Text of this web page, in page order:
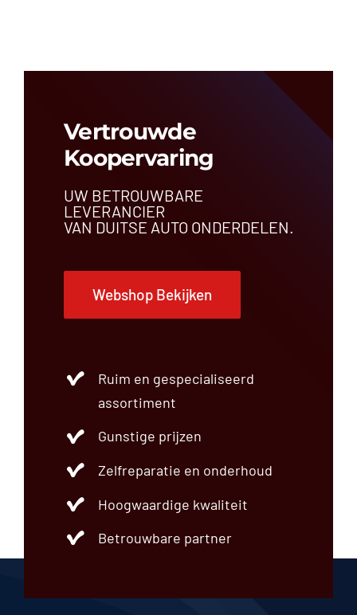
Vertrouwde
Koopervaring
UW BETROUWBARE
LEVERANCIER
VAN DUITSE AUTO ONDERDELEN.
Webshop Bekijken
Ruim en gespecialiseerd
assortiment
Gunstige prijzen
Zelfreparatie en onderhoud
Hoogwaardige kwaliteit
Betrouwbare partner